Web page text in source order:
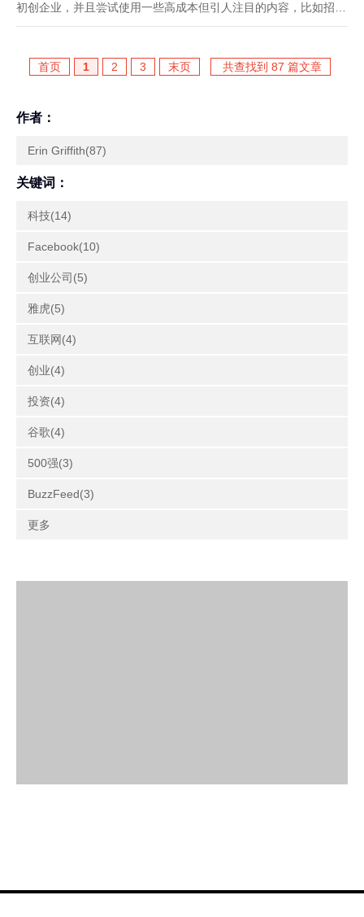
初创企业，并且尝试使用一些高成本但引人注目的内容，比如招揽
知名媒体人加盟，以及续拍美剧《废柴联盟》。现在，梅耶尔又祭
原创电视...
首页 1 2 3 末页 共查找到 87 篇文章
作者：
Erin Griffith(87)
关键词：
科技(14)
Facebook(10)
创业公司(5)
雅虎(5)
互联网(4)
创业(4)
投资(4)
谷歌(4)
500强(3)
BuzzFeed(3)
更多